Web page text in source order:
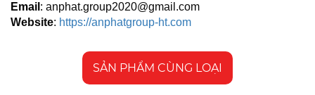
Email : anphat.group2020@gmail.com
Website: https://anphatgroup-ht.com
SẢN PHẨM CÙNG LOẠI